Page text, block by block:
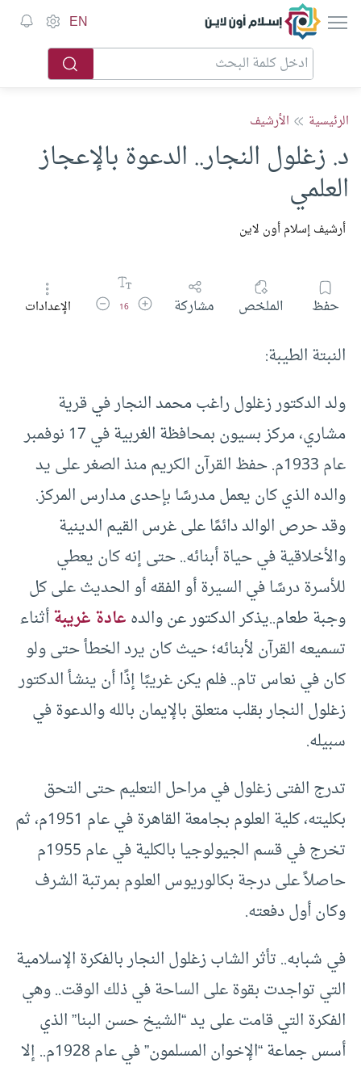
إسلام أون لاين EN
الرئيسية الأرشيف
د. زغلول النجار.. الدعوة بالإعجاز
العلمي
أرشيف إسلام أون لاين
حفظ الملخص مشاركة زيادة حجم الخط
16 تقليل حجم الخط
الإعدادات
النبتة الطيبة:
ولد الدكتور زغلول راغب محمد النجار في قرية
مشاري، مركز بسيون بمحافظة الغربية في 17 نوفمبر
عام 1933م. حفظ القرآن الكريم منذ الصغر على يد
والده الذي كان يعمل مدرسًا بإحدى مدارس المركز.
وقد حرص الوالد دائمًا على غرس القيم الدينية
والأخلاقية في حياة أبنائه.. حتى إنه كان يعطي
للأسرة درسًا في السيرة أو الفقه أو الحديث على كل
وجبة طعام..يذكر الدكتور عن والدهعادة غريبةأثناء
تسميعه القرآن لأبنائه؛ حيث كان يرد الخطأ حتى ولو
كان في نعاس تام.. فلم يكن غريبًا إذًا أن ينشأ الدكتور
زغلول النجار بقلب متعلق بالإيمان بالله والدعوة في
سبيله.
تدرج الفتى زغلول في مراحل التعليم حتى التحق
بكليته، كلية العلوم بجامعة القاهرة في عام 1951م، ثم
تخرج في قسم الجيولوجيا بالكلية في عام 1955م
حاصلاً على درجة بكالوريوس العلوم بمرتبة الشرف
وكان أول دفعته.
في شبابه.. تأثر الشاب زغلول النجار بالفكرة الإسلامية
التي تواجدت بقوة على الساحة في ذلك الوقت.. وهي
الفكرة التي قامت على يد “الشيخ حسن البنا” الذي
أسس جماعة “الإخوان المسلمون” في عام 1928م.. إلا